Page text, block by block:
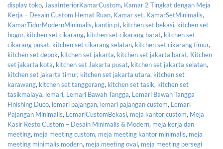
display toko, JasaInteriorKamarCustom, Kamar 2 Tingkat dengan Meja
Kerja – Desain Custom Hemat Ruan, Kamar set, KamarSetMinimalis,
KamarTidurModernMinimalis, kantin pt, kitchen set bekasi, kitchen set
bogor, kitchen set cikarang, kitchen set cikarang barat, kitchen set
cikarang pusat, kitchen set cikarang selatan, kitchen set cikarang timur,
kitchen set depok, kitchen set jakarta, kitchen set jakarta barat, Kitchen
set jakarta kota, kitchen set Jakarta pusat, kitchen set jakarta selatan,
kitchen set jakarta timur, kitchen set jakarta utara, kitchen set
karawang, kitchen set tanggerang, kitchen set tasik, kitchen set
tasikmalaya, lemari, Lemari Bawah Tangga, Lemari Bawah Tangga
Finishing Duco, lemari pajangan, lemari pajangan custom, Lemari
Pajangan Minimalis, LemariCustomBekasi, meja kantor custom, Meja
Kasir Resto Custom – Desain Minimalis & Modern, meja kerja dan
meeting, meja meeting custom, meja meeting kantor minimalis, meja
meeting minimalis modern, meja meeting oval, meja meeting persegi